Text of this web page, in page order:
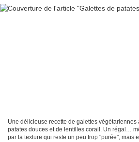
Une délicieuse recette de galettes végétariennes
patates douces et de lentilles corail. Un régal…
par la texture qui reste un peu trop "purée", mais